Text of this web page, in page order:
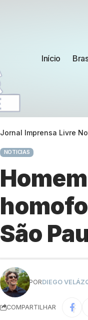
Início
Jornal Imprensa Livre
NOTICIAS
São
PORDIEGO
COMPARTILHAR